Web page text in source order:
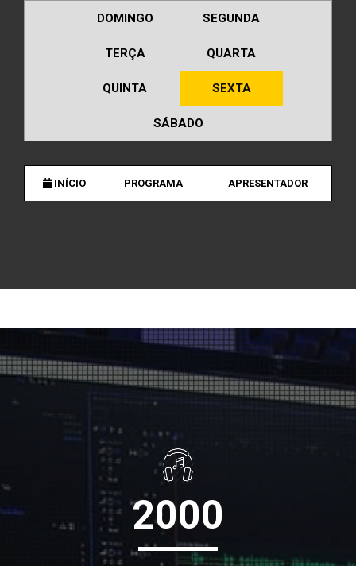
DOMINGO SEGUNDA
TERÇA QUARTA
QUINTA SEXTA
SÁBADO
INÍCIO PROGRAMA APRESENTADOR
2000